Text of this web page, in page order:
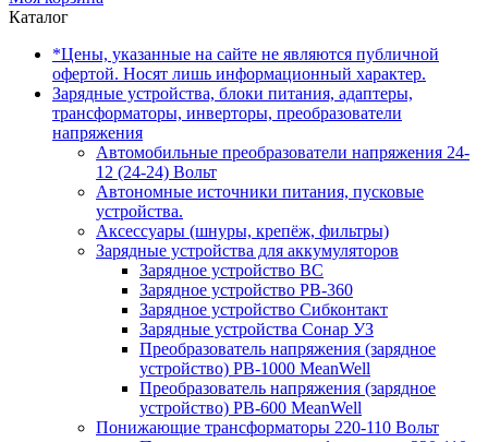
Каталог
*Цены, указанные на сайте не являются публичной
офертой. Носят лишь информационный характер.
Зарядные устройства, блоки питания, адаптеры,
трансформаторы, инверторы, преобразователи
напряжения
Автомобильные преобразователи напряжения 24-
12 (24-24) Вольт
Автономные источники питания, пусковые
устройства.
Аксессуары (шнуры, крепёж, фильтры)
Зарядные устройства для аккумуляторов
Зарядное устройство BC
Зарядное устройство PB-360
Зарядное устройство Сибконтакт
Зарядные устройства Сонар УЗ
Преобразователь напряжения (зарядное
устройство) PB-1000 MeanWell
Преобразователь напряжения (зарядное
устройство) PB-600 MeanWell
Понижающие трансформаторы 220-110 Вольт